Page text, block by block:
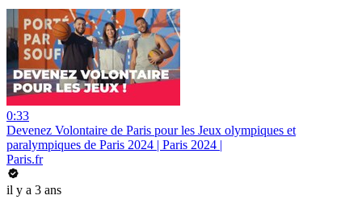
0:33
Devenez Volontaire de Paris pour les Jeux olympiques et
paralympiques de Paris 2024 | Paris 2024 |
Paris.fr
il y a 3 ans